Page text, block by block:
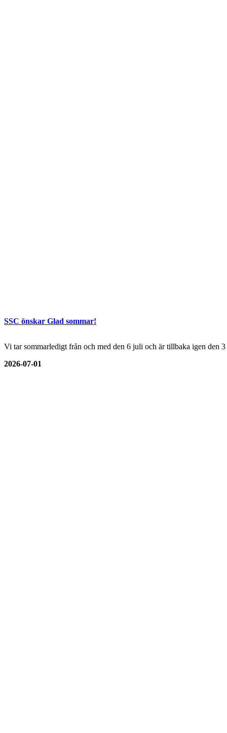
SSC önskar Glad sommar!
Vi tar sommarledigt från och med den 6 juli och är tillbaka igen den
2026-07-01